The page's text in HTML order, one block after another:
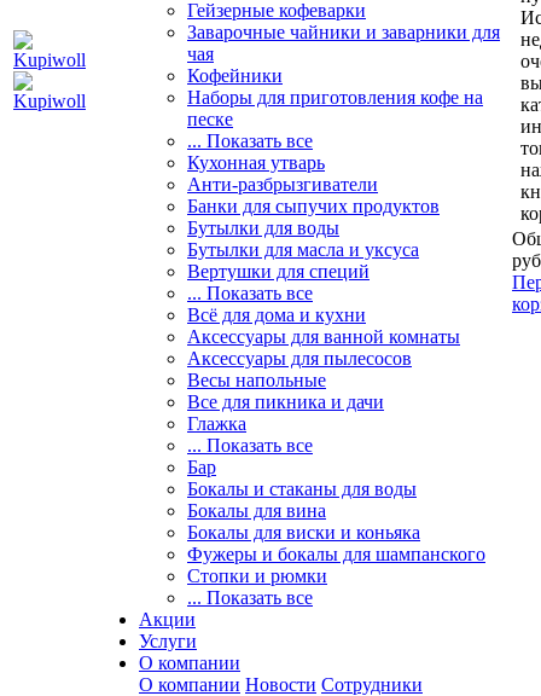
Гейзерные кофеварки
Заварочные чайники и заварники для
чая
Кофейники
Наборы для приготовления кофе на
песке
... Показать все
Кухонная утварь
Анти-разбрызгиватели
Банки для сыпучих продуктов
Бутылки для воды
Бутылки для масла и уксуса
Вертушки для специй
... Показать все
Всё для дома и кухни
Аксессуары для ванной комнаты
Аксессуары для пылесосов
Весы напольные
Все для пикника и дачи
Глажка
... Показать все
Бар
Бокалы и стаканы для воды
Бокалы для вина
Бокалы для виски и коньяка
Фужеры и бокалы для шампанского
Стопки и рюмки
... Показать все
Акции
Услуги
О компании
О компании Новости Сотрудники